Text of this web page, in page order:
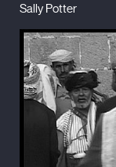
Sally Potter